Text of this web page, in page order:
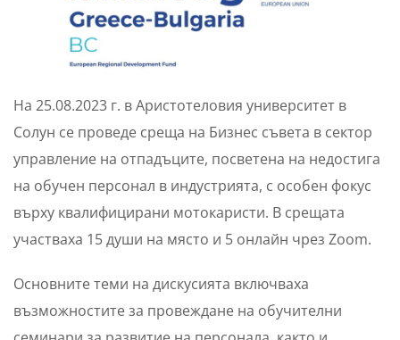
На 25.08.2023 г. в Аристотеловия университет в
Солун се проведе среща на Бизнес съвета в сектор
управление на отпадъците, посветена на недостига
на обучен персонал в индустрията, с особен фокус
върху квалифицирани мотокаристи. В срещата
участваха 15 души на място и 5 онлайн чрез Zoom.
Основните теми на дискусията включваха
възможностите за провеждане на обучителни